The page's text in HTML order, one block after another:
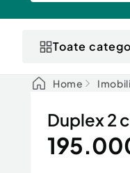
Toate
Home
Duplex 2